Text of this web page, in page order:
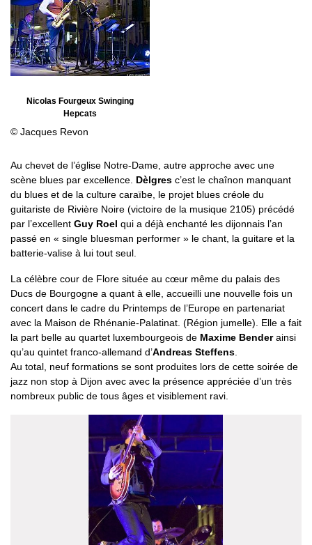
Nicolas Fourgeux Swinging
Hepcats
© Jacques Revon
Au chevet de l’église Notre-Dame, autre approche avec une
scène blues par excellence. Dèlgres c’est le chaînon manquant
du blues et de la culture caraïbe, le projet blues créole du
guitariste de Rivière Noire (victoire de la musique 2105) précédé
par l’excellent Guy Roel qui a déjà enchanté les dijonnais l’an
passé en « single bluesman performer » le chant, la guitare et la
batterie-valise à lui tout seul.
La célèbre cour de Flore située au cœur même du palais des
Ducs de Bourgogne a quant à elle, accueilli une nouvelle fois un
concert dans le cadre du Printemps de l’Europe en partenariat
avec la Maison de Rhénanie-Palatinat. (Région jumelle). Elle a fait
la part belle au quartet luxembourgeois de Maxime Benderainsi
qu’au quintet franco-allemand d’Andreas Steffens.
Au total, neuf formations se sont produites lors de cette soirée de
jazz non stop à Dijon avec avec la présence appréciée d’un très
nombreux public de tous âges et visiblement ravi.